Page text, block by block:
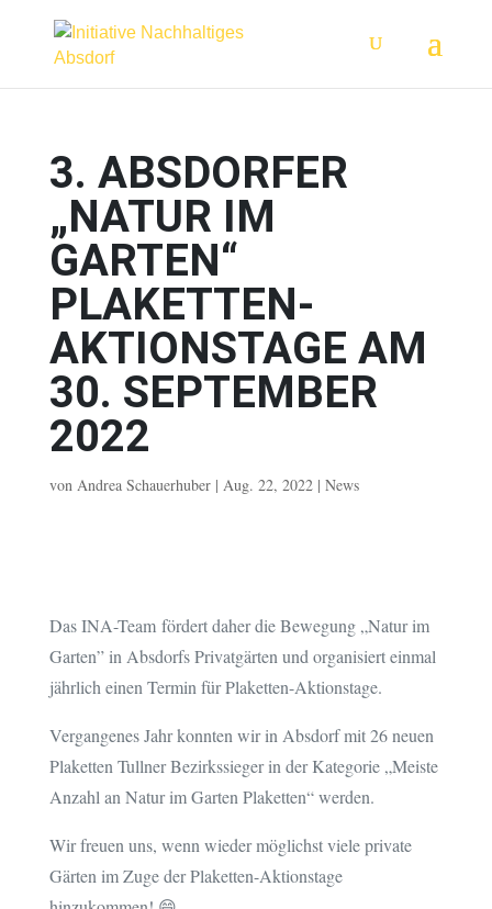
3. ABSDORFER
„NATUR IM
GARTEN“
PLAKETTEN-
AKTIONSTAGE AM
30. SEPTEMBER
2022
von Andrea Schauerhuber| Aug. 22, 2022| News
Das INA-Team fördert daher die Bewegung „Natur im
Garten” in Absdorfs Privatgärten und organisiert einmal
jährlich einen Termin für Plaketten-Aktionstage.
Vergangenes Jahr konnten wir in Absdorf mit 26 neuen
Plaketten Tullner Bezirkssieger in der Kategorie „Meiste
Anzahl an Natur im Garten Plaketten“ werden.
Wir freuen uns, wenn wieder möglichst viele private
Gärten im Zuge der Plaketten-Aktionstage